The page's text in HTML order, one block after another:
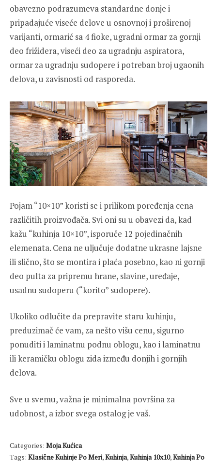
obavezno podrazumeva standardne donje i
pripadajuće viseće delove u osnovnoj i proširenoj
varijanti, ormarić sa 4 fioke, ugradni ormar za gornji
deo frižidera, viseći deo za ugradnju aspiratora,
ormar za ugradnju sudopere i potreban broj ugaonih
delova, u zavisnosti od rasporeda.
Pojam “10×10” koristi se i prilikom poređenja cena
različitih proizvođača. Svi oni su u obavezi da, kad
kažu “kuhinja 10×10”, isporuče 12 pojedinačnih
elemenata. Cena ne uljučuje dodatne ukrasne lajsne
ili slično, što se montira i plaća posebno, kao ni gornji
deo pulta za pripremu hrane, slavine, uređaje,
usadnu sudoperu (“korito” sudopere).
Ukoliko odlučite da prepravite staru kuhinju,
preduzimač će vam, za nešto višu cenu, sigurno
ponuditi i laminatnu podnu oblogu, kao i laminatnu
ili keramičku oblogu zida između donjih i gornjih
delova.
Sve u svemu, važna je minimalna površina za
udobnost, a izbor svega ostalog je vaš.
Categories: Moja Kućica
Tags: Klasične Kuhinje Po Meri,Kuhinja,Kuhinja 10x10,Kuhinja Po